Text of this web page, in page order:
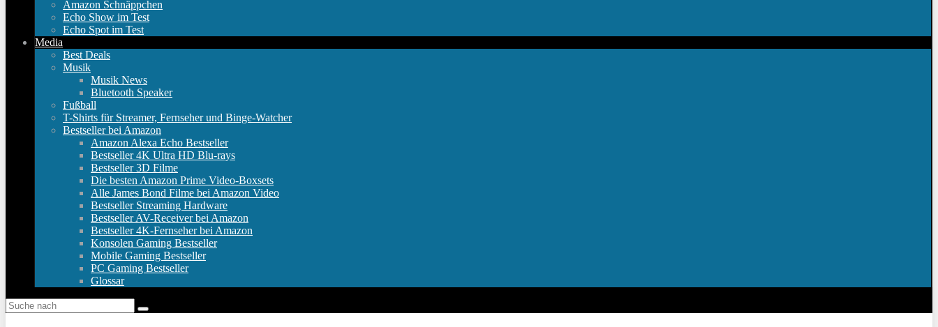
Amazon Schnäppchen
Echo Show im Test
Echo Spot im Test
Media
Best Deals
Musik
Musik News
Bluetooth Speaker
Fußball
T-Shirts für Streamer, Fernseher und Binge-Watcher
Bestseller bei Amazon
Amazon Alexa Echo Bestseller
Bestseller 4K Ultra HD Blu-rays
Bestseller 3D Filme
Die besten Amazon Prime Video-Boxsets
Alle James Bond Filme bei Amazon Video
Bestseller Streaming Hardware
Bestseller AV-Receiver bei Amazon
Bestseller 4K-Fernseher bei Amazon
Konsolen Gaming Bestseller
Mobile Gaming Bestseller
PC Gaming Bestseller
Glossar